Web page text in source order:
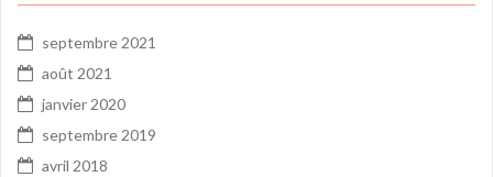
septembre 2021
août 2021
janvier 2020
septembre 2019
avril 2018